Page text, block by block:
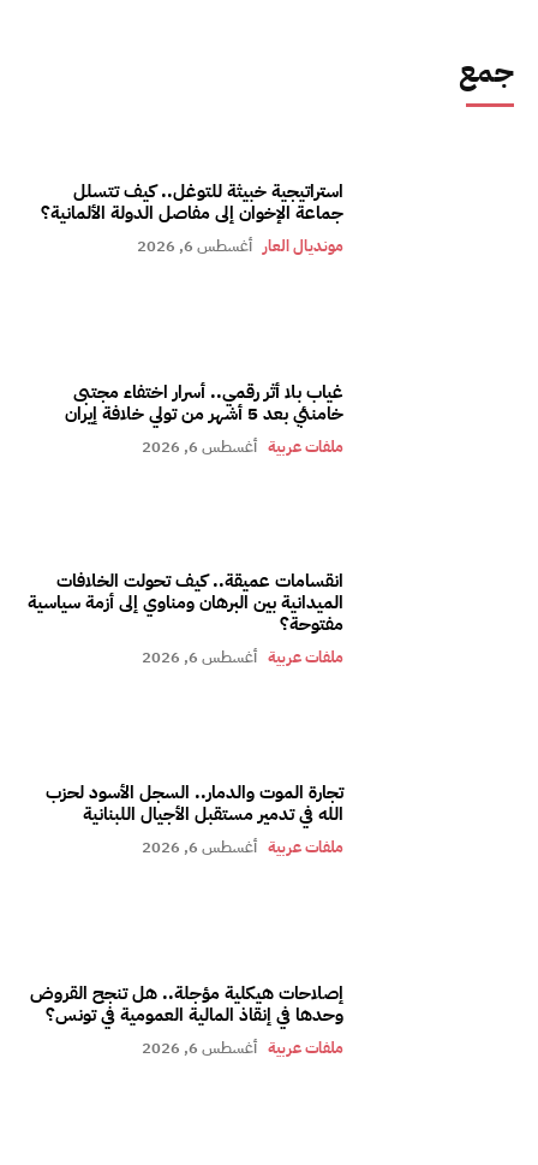
جمع
استراتيجية خبيثة للتوغل.. كيف تتسلل
جماعة الإخوان إلى مفاصل الدولة الألمانية؟
مونديال العار أغسطس 6, 2026
غياب بلا أثر رقمي.. أسرار اختفاء مجتبى
خامنئي بعد 5 أشهر من تولي خلافة إيران
ملفات عربية أغسطس 6, 2026
انقسامات عميقة.. كيف تحولت الخلافات
الميدانية بين البرهان ومناوي إلى أزمة سياسية
مفتوحة؟
ملفات عربية أغسطس 6, 2026
تجارة الموت والدمار.. السجل الأسود لحزب
الله في تدمير مستقبل الأجيال اللبنانية
ملفات عربية أغسطس 6, 2026
إصلاحات هيكلية مؤجلة.. هل تنجح القروض
وحدها في إنقاذ المالية العمومية في تونس؟
ملفات عربية أغسطس 6, 2026